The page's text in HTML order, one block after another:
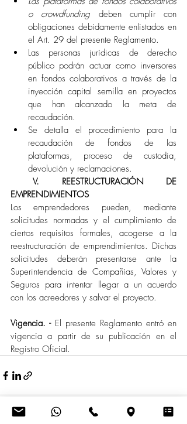
o crowdfunding deben cumplir con
obligaciones debidamente enlistados en
el Art. 29 del presente Reglamento.
Las personas jurídicas de derecho
público podrán actuar como inversores
en fondos colaborativos a través de la
inyección capital semilla en proyectos
que han alcanzado la meta de
recaudación.
Se detalla el procedimiento para la
recaudación de fondos de las
plataformas, proceso de custodia,
devolución y reclamaciones.
V. REESTRUCTURACIÓN DE
EMPRENDIMIENTOS
Los emprendedores pueden, mediante
solicitudes normadas y el cumplimiento de
ciertos requisitos formales, acogerse a la
reestructuración de emprendimientos. Dichas
solicitudes deberán presentarse ante la
Superintendencia de Compañías, Valores y
Seguros para intentar llegar a un acuerdo
con los acreedores y salvar el proyecto.
Vigencia. - El presente Reglamento entró en
vigencia a partir de su publicación en el
Registro Oficial.